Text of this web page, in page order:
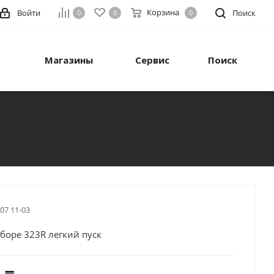
Поиск
0 0 Корзина 0
Войти
Магазины Сервис Поиск
11-03
323R легкий пуск